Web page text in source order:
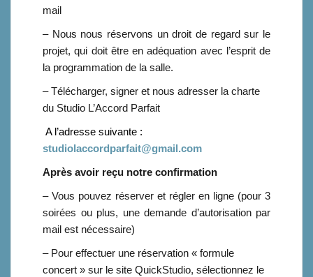
mail
– Nous nous réservons un droit de regard sur le
projet, qui doit être en adéquation avec l’esprit de
la programmation de la salle.
– Télécharger, signer et nous adresser la charte
du Studio L’Accord Parfait
A l’adresse suivante :
studiolaccordparfait@gmail.com
Après avoir reçu notre confirmation
– Vous pouvez réserver et régler en ligne (pour 3
soirées ou plus, une demande d’autorisation par
mail est nécessaire)
– Pour effectuer une réservation « formule
concert » sur le site QuickStudio, sélectionnez le